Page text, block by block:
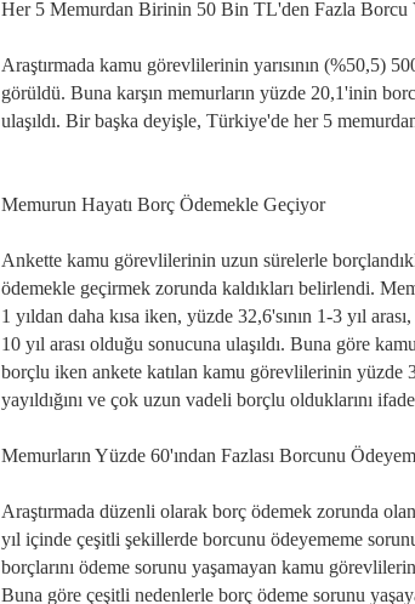
Her 5 Memurdan Birinin 50 Bin TL'den Fazla Borcu
Araştırmada kamu görevlilerinin yarısının (%50,5)
görüldü. Buna karşın memurların yüzde 20,1'inin
ulaşıldı. Bir başka deyişle, Türkiye'de her 5
Memurun Hayatı Borç Ödemekle Geçiyor
Ankette kamu görevlilerinin uzun sürelerle
ödemekle geçirmek zorunda kaldıkları belirlendi.
1 yıldan daha kısa iken, yüzde 32,6'sının 1-3 yıl
10 yıl arası olduğu sonucuna ulaşıldı. Buna göre
borçlu iken ankete katılan kamu görevlilerinin yüzde
yayıldığını ve çok uzun vadeli borçlu olduklarını
Memurların Yüzde 60'ından Fazlası Borcunu
Araştırmada düzenli olarak borç ödemek zorunda
yıl içinde çeşitli şekillerde borcunu ödeyememe
borçlarını ödeme sorunu yaşamayan kamu
Buna göre çeşitli nedenlerle borç ödeme sorunu